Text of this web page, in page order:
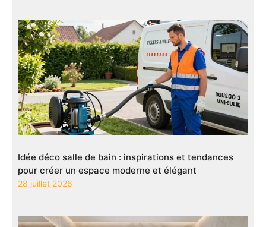
Idée déco salle de bain : inspirations et tendances
pour créer un espace moderne et élégant
28 juillet 2026